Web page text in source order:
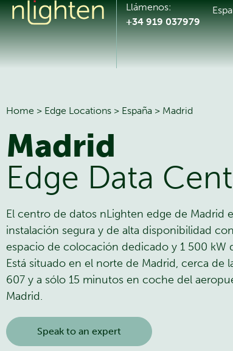
Llámenos:
+34 919 037979
Home > Edge Locations > España > Madrid
Madrid
Edge Data
El centro de datos nLighten edge de Madrid
instalación segura y de alta disponibilidad
espacio de colocación dedicado y 1 500 kW
Está situado en el norte de Madrid, cerca de
607 y a sólo 15 minutos en coche del
Madrid.
Speak to an expert